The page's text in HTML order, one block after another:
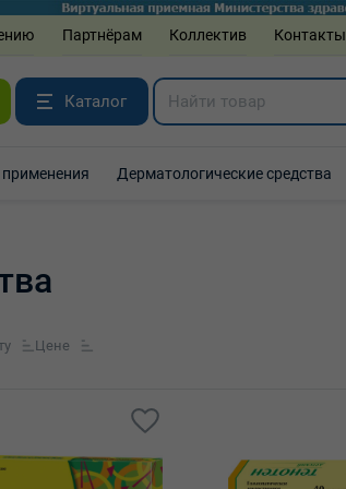
Партнёрам Коллектив Контакты
Каталог
Дерматологические средства
Цене